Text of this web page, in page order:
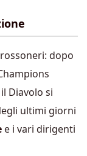
dopo
Diavolo si
ultimi giorni
e i vari dirigenti